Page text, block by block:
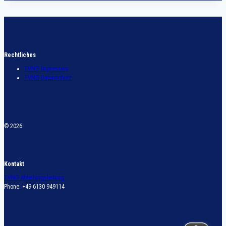
Rechtliches
TVNO Impressum
TVNO Datenschutz
© 2026
Kontakt
TVNO Abteilungsleitung
Phone: +49 6130 949114